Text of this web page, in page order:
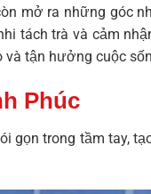
mở ra những góc
tách trà và cảm
tận hưởng cuộc
Phúc
gọn trong tầm tay,